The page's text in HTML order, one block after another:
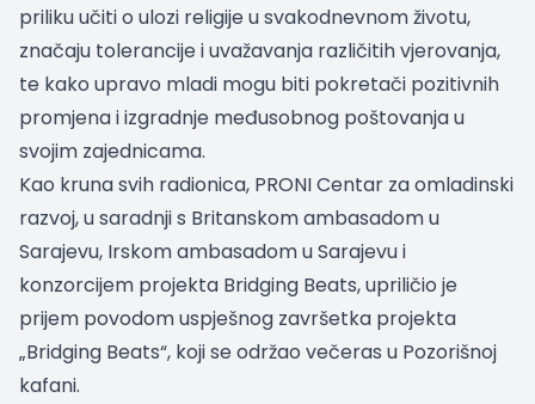
priliku učiti o ulozi religije u svakodnevnom životu,
značaju tolerancije i uvažavanja različitih vjerovanja,
te kako upravo mladi mogu biti pokretači pozitivnih
promjena i izgradnje međusobnog poštovanja u
svojim zajednicama.
Kao kruna svih radionica, PRONI Centar za omladinski
razvoj, u saradnji s Britanskom ambasadom u
Sarajevu, Irskom ambasadom u Sarajevu i
konzorcijem projekta Bridging Beats, upriličio je
prijem povodom uspješnog završetka projekta
„Bridging Beats“, koji se održao večeras u Pozorišnoj
kafani.